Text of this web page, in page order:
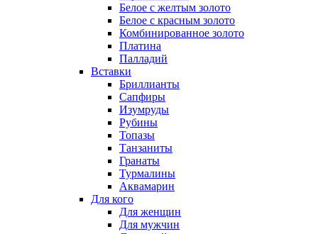
Белое с желтым золото
Белое с красным золото
Комбинированное золото
Платина
Палладий
Вставки
Бриллианты
Сапфиры
Изумруды
Рубины
Топазы
Танзаниты
Гранаты
Турмалины
Аквамарин
Для кого
Для женщин
Для мужчин